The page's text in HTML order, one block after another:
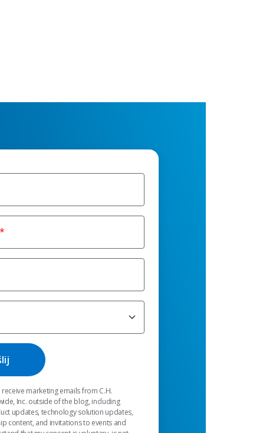
marketing emails from C.H.
Inc. outside of the blog, including
updates, technology solution updates,
content, and invitations to events and